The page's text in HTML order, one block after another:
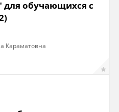
обучающихся с
Караматовна